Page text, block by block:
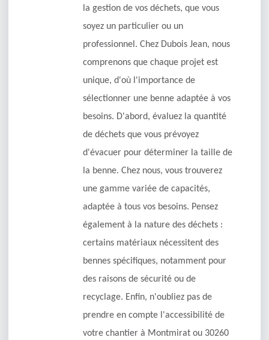
la gestion de vos déchets, que vous
soyez un particulier ou un
professionnel. Chez Dubois Jean, nous
comprenons que chaque projet est
unique, d'où l'importance de
sélectionner une benne adaptée à vos
besoins. D'abord, évaluez la quantité
de déchets que vous prévoyez
d'évacuer pour déterminer la taille de
la benne. Chez nous, vous trouverez
une gamme variée de capacités,
adaptée à tous vos besoins. Pensez
également à la nature des déchets :
certains matériaux nécessitent des
bennes spécifiques, notamment pour
des raisons de sécurité ou de
recyclage. Enfin, n'oubliez pas de
prendre en compte l'accessibilité de
votre chantier à Montmirat ou 30260